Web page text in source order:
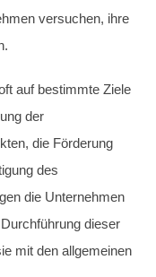
versuchen, ihre
auf bestimmte Ziele
der
die Förderung
des
die Unternehmen
dieser
mit den allgemeinen